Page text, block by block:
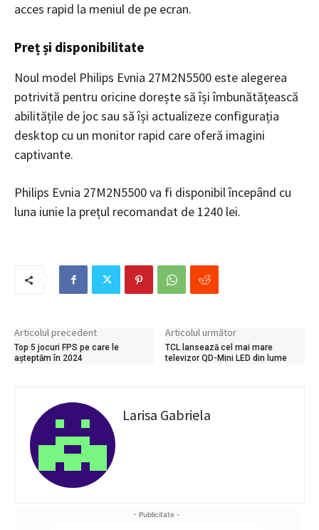
acces rapid la meniul de pe ecran.
Preț și disponibilitate
Noul model Philips Evnia 27M2N5500 este alegerea
potrivită pentru oricine dorește să își îmbunătățească
abilitățile de joc sau să își actualizeze configurația
desktop cu un monitor rapid care oferă imagini
captivante.
Philips Evnia 27M2N5500 va fi disponibil începând cu
luna iunie la prețul recomandat de 1240 lei.
Articolul precedent
Top 5 jocuri FPS pe care le
așteptăm în 2024
Articolul următor
TCL lansează cel mai mare
televizor QD-Mini LED din lume
Larisa Gabriela
- Publicitate -